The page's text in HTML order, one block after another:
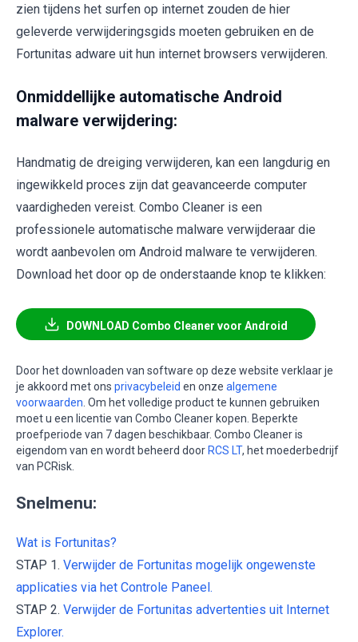
zien tijdens het surfen op internet zouden de hier
geleverde verwijderingsgids moeten gebruiken en de
Fortunitas adware uit hun internet browsers verwijderen.
Onmiddellijke automatische Android
malware verwijdering:
Handmatig de dreiging verwijderen, kan een langdurig en
ingewikkeld proces zijn dat geavanceerde computer
vaardigheden vereist. Combo Cleaner is een
professionele automatische malware verwijderaar die
wordt aanbevolen om Android malware te verwijderen.
Download het door op de onderstaande knop te klikken:
DOWNLOAD Combo Cleaner voor Android
Door het downloaden van software op deze website verklaar je
je akkoord met ons privacybeleid en onze algemene
voorwaarden . Om het volledige product te kunnen gebruiken
moet u een licentie van Combo Cleaner kopen. Beperkte
proefperiode van 7 dagen beschikbaar. Combo Cleaner is
eigendom van en wordt beheerd door RCS LT, het moederbedrijf
van PCRisk.
Snelmenu:
Wat is Fortunitas?
STAP 1. Verwijder de Fortunitas mogelijk ongewenste
applicaties via het Controle Paneel.
STAP 2. Verwijder de Fortunitas advertenties uit Internet
Explorer.